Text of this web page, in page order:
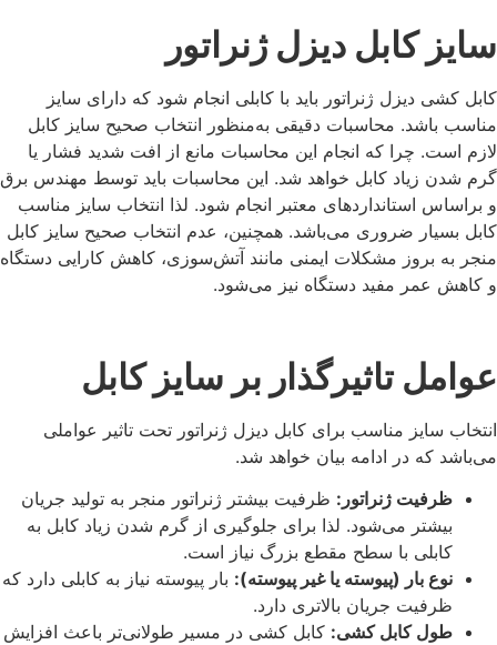
سایز کابل دیزل ژنراتور
کابل‌ کشی دیزل ژنراتور باید با کابلی انجام ‌شود که دارای سایز
مناسب باشد. محاسبات دقیقی به‌منظور انتخاب صحیح سایز کابل
لازم است. چرا که انجام این محاسبات مانع از افت شدید فشار یا
گرم شدن زیاد کابل خواهد شد. این محاسبات باید توسط مهندس برق
و براساس استانداردهای معتبر انجام شود. لذا انتخاب سایز مناسب
کابل بسیار ضروری می‌باشد. همچنین، عدم انتخاب صحیح سایز کابل
منجر به بروز مشکلات ایمنی مانند آتش‌سوزی، کاهش کارایی دستگاه
و کاهش عمر مفید دستگاه نیز می‌شود.
عوامل تاثیرگذار بر سایز کابل
انتخاب سایز مناسب برای کابل دیزل ژنراتور تحت تاثیر عواملی
می‌باشد که در ادامه بیان خواهد شد.
ظرفیت ژنراتور: ظرفیت بیشتر ژنراتور منجر به تولید جریان
بیشتر می‌شود. لذا برای جلوگیری از گرم شدن زیاد کابل به
کابلی با سطح مقطع بزرگ نیاز است.
نوع بار (پیوسته یا غیر پیوسته): بار پیوسته نیاز به کابلی دارد که
ظرفیت جریان بالاتری دارد.
طول کابل‌ کشی: کابل‌ کشی در مسیر طولانی‌تر باعث افزایش